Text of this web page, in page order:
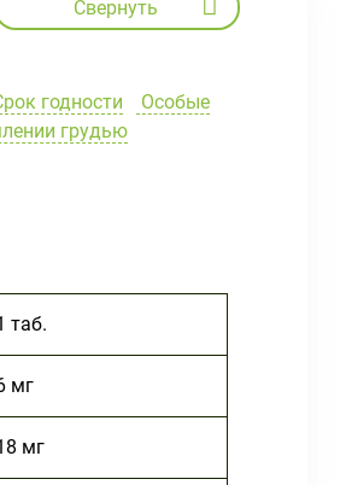
Свернуть
годности
Особые
грудью
таб.
мг
мг